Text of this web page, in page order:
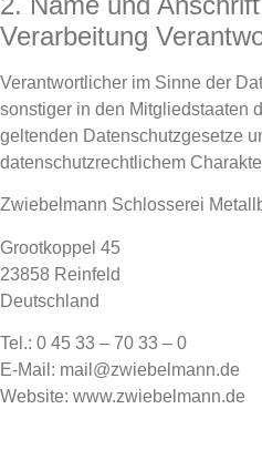
Verarbeitung
Verantwortlicher im Sinne der
sonstiger in den Mitgliedstaaten
geltenden Datenschutzgesetze
datenschutzrechtlichem
Zwiebelmann Schlosserei
Grootkoppel 45
23858 Reinfeld
Deutschland
Tel.: 0 45 33 – 70 33 – 0
E-Mail: mail@zwiebelmann.de
Website: www.zwiebelmann.de